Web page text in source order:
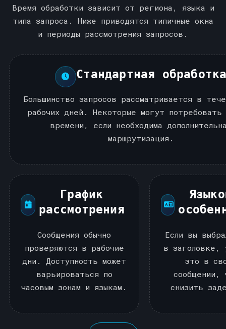
Время обработки зависит от региона, языка и
типа запроса. Ниже приводятся типичные окна
и периоды рассмотрения запросов.
Стандартная
Большинство запросов рассматривается в
рабочих дней. Некоторые могут потребовать
времени, если необходима
маршрутизация.
График
рассмотрения
Сообщения обычно
проверяются в рабочие
дни. Доступность может
варьироваться по
часовым зонам и языкам.
Если вы
в заголовке,
это в
сообщении,
снизить